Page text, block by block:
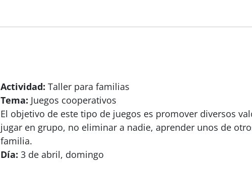
Actividad: Taller para familias
Tema: Juegos cooperativos
El objetivo de este tipo de juegos es promover diversos
jugar en grupo, no eliminar a nadie, aprender unos de
familia.
Día: 3 de abril, domingo